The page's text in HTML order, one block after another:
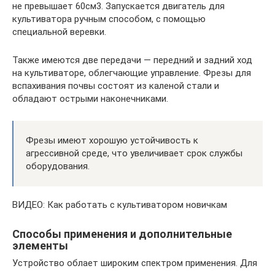
не превышает 60см3. Запускается двигатель для
культиватора ручным способом, с помощью
специальной веревки.
Также имеются две передачи — передний и задний ход
на культиваторе, облегчающие управление. Фрезы для
вспахивания почвы состоят из каленой стали и
обладают острыми наконечниками.
Фрезы имеют хорошую устойчивость к
агрессивной среде, что увеличивает срок службы
оборудования.
ВИДЕО: Как работать с культиватором новичкам
Способы применения и дополнительные
элементы
Устройство облает широким спектром применения. Для